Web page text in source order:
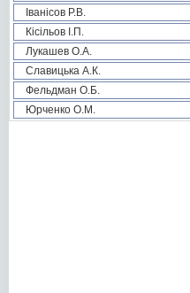
Іванісов Р.В.
Кісільов І.П.
Лукашев О.А.
Славицька А.К.
Фельдман О.Б.
Юрченко О.М.